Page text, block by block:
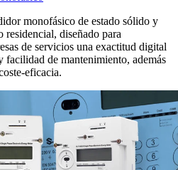
monofásico de estado sólido y
residencial, diseñado para
de servicios una exactitud digital
de mantenimiento, además
eficacia.